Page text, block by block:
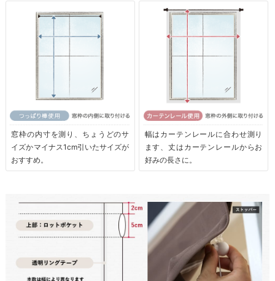
窓枠の内寸を測り、ちょうどのサ
イズかマイナス1cm引いたサイズが
おすすめ。
幅はカーテンレールに合わせ測り
ます、丈はカーテンレールからお
好みの長さに。